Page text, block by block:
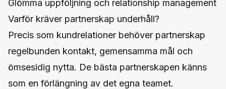
Glömma uppföljning och relationship management
Varför kräver partnerskap underhåll?
Precis som kundrelationer behöver partnerskap
regelbunden kontakt, gemensamma mål och
ömsesidig nytta. De bästa partnerskapen känns
som en förlängning av det egna teamet.